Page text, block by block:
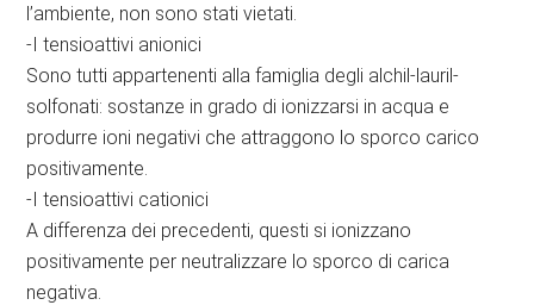
l’ambiente, non sono stati vietati.
-I tensioattivi anionici
Sono tutti appartenenti alla famiglia degli alchil-lauril-
solfonati: sostanze in grado di ionizzarsi in acqua e
produrre ioni negativi che attraggono lo sporco carico
positivamente.
-I tensioattivi cationici
A differenza dei precedenti, questi si ionizzano
positivamente per neutralizzare lo sporco di carica
negativa.